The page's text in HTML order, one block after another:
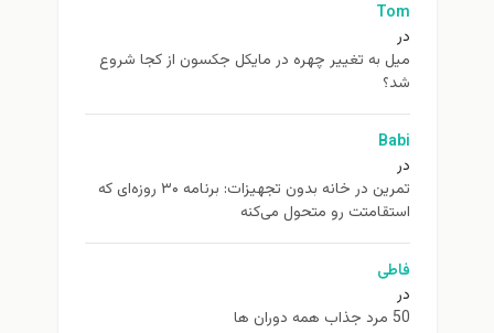
Tom
در
ميل به تغيير چهره در مایکل جکسون از كجا شروع
شد؟
Babi
در
تمرین در خانه بدون تجهیزات: برنامه ۳۰ روزه‌ای که
استقامتت رو متحول می‌کنه
فاطی
در
50 مرد جذاب همه دوران ها